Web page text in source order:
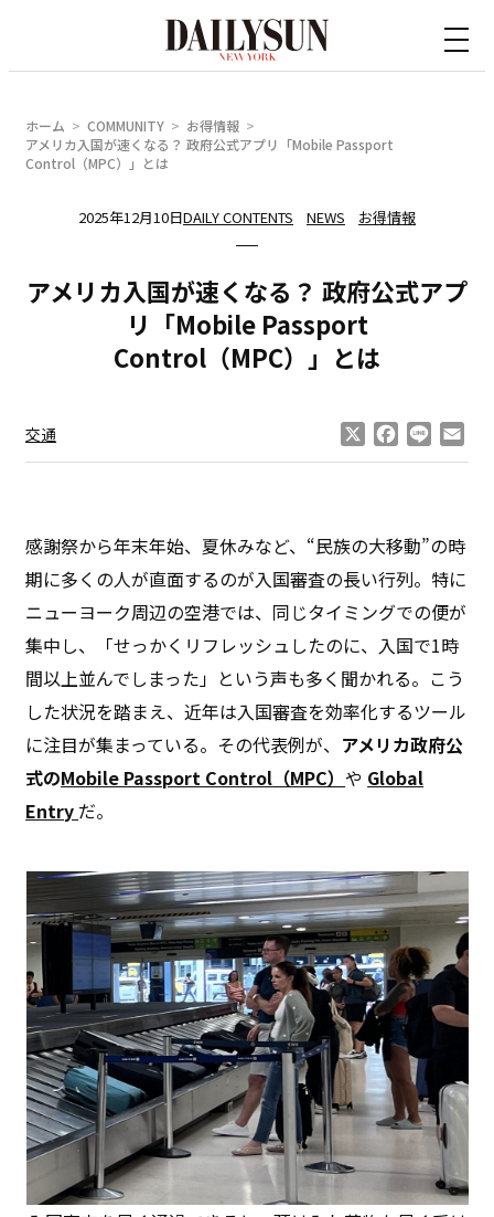
ホーム COMMUNITY
お得情報
アメリカ入国が速くなる？ 政府公式アプリ「Mobile Passport
Control（MPC）」とは
2025年12月10日DAILY CONTENTS NEWS お得情報
アメリカ入国が速くなる？ 政府公式アプ
リ「Mobile Passport
Control（MPC）」とは
交通 Facebook
Line
感謝祭から年末年始、夏休みなど、“民族の大移動”の時
期に多くの人が直面するのが入国審査の長い行列。特に
ニューヨーク周辺の空港では、同じタイミングでの便が
集中し、「せっかくリフレッシュしたのに、入国で1時
間以上並んでしまった」という声も多く聞かれる。こう
した状況を踏まえ、近年は入国審査を効率化するツール
に注目が集まっている。その代表例が、 アメリカ政府公
式のMobile Passport Control（MPC）や Global
Entry だ。